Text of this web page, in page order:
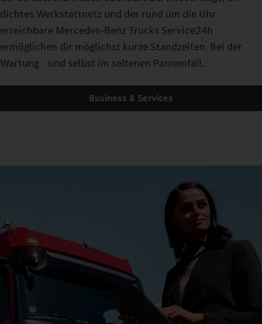
dichtes Werkstattnetz und der rund um die Uhr
erreichbare Mercedes-Benz Trucks Service24h
ermöglichen dir möglichst kurze Standzeiten. Bei der
Wartung - und selbst im seltenen Pannenfall.
Business & Services